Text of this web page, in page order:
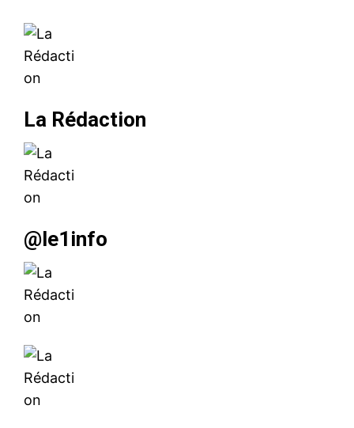
La Rédaction
@le1info